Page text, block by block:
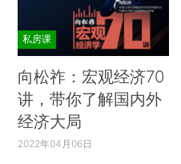
私房课
向松祚：宏观经济70
讲，带你了解国内外
经济大局
2022年04月06日